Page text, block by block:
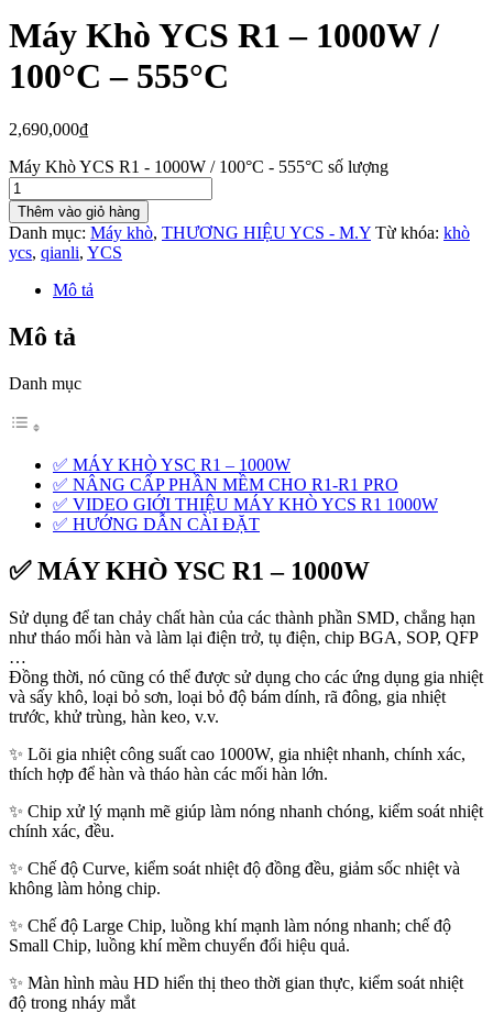
Máy Khò YCS R1 – 1000W /
100°C – 555°C
2,690,000₫
Máy Khò YCS R1 - 1000W / 100°C - 555°C số lượng
Thêm vào giỏ hàng
Danh mục: Máy khò, THƯƠNG HIỆU YCS - M.Y Từ khóa: khò
ycs, qianli, YCS
Mô tả
Mô tả
Danh mục
✅ MÁY KHÒ YSC R1 – 1000W
✅ NÂNG CẤP PHẦN MỀM CHO R1-R1 PRO
✅ VIDEO GIỚI THIỆU MÁY KHÒ YCS R1 1000W
✅ HƯỚNG DẪN CÀI ĐẶT
✅ MÁY KHÒ YSC R1 – 1000W
Sử dụng để tan chảy chất hàn của các thành phần SMD, chẳng hạn
như tháo mối hàn và làm lại điện trở, tụ điện, chip BGA, SOP, QFP
…
Đồng thời, nó cũng có thể được sử dụng cho các ứng dụng gia nhiệt
và sấy khô, loại bỏ sơn, loại bỏ độ bám dính, rã đông, gia nhiệt
trước, khử trùng, hàn keo, v.v.
✨ Lõi gia nhiệt công suất cao 1000W, gia nhiệt nhanh, chính xác,
thích hợp để hàn và tháo hàn các mối hàn lớn.
✨ Chip xử lý mạnh mẽ giúp làm nóng nhanh chóng, kiểm soát nhiệt
chính xác, đều.
✨ Chế độ Curve, kiểm soát nhiệt độ đồng đều, giảm sốc nhiệt và
không làm hỏng chip.
✨ Chế độ Large Chip, luồng khí mạnh làm nóng nhanh; chế độ
Small Chip, luồng khí mềm chuyển đổi hiệu quả.
✨ Màn hình màu HD hiển thị theo thời gian thực, kiểm soát nhiệt
độ trong nháy mắt